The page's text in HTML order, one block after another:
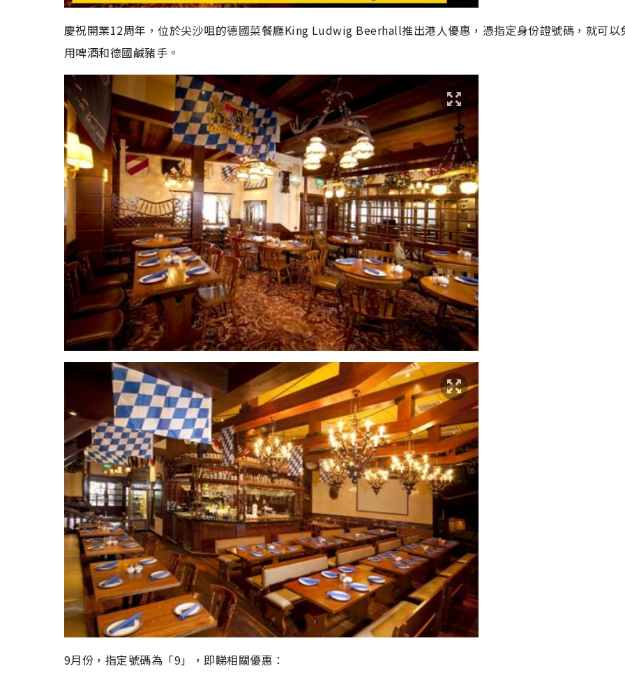
慶祝開業12周年，位於尖沙咀的德國菜餐廳King Ludwig Beerhall推出港人優惠，憑指定身份證號碼，就可以
用啤酒和德國鹹豬手。
9月份，指定號碼為「9」，即睇相關優惠：